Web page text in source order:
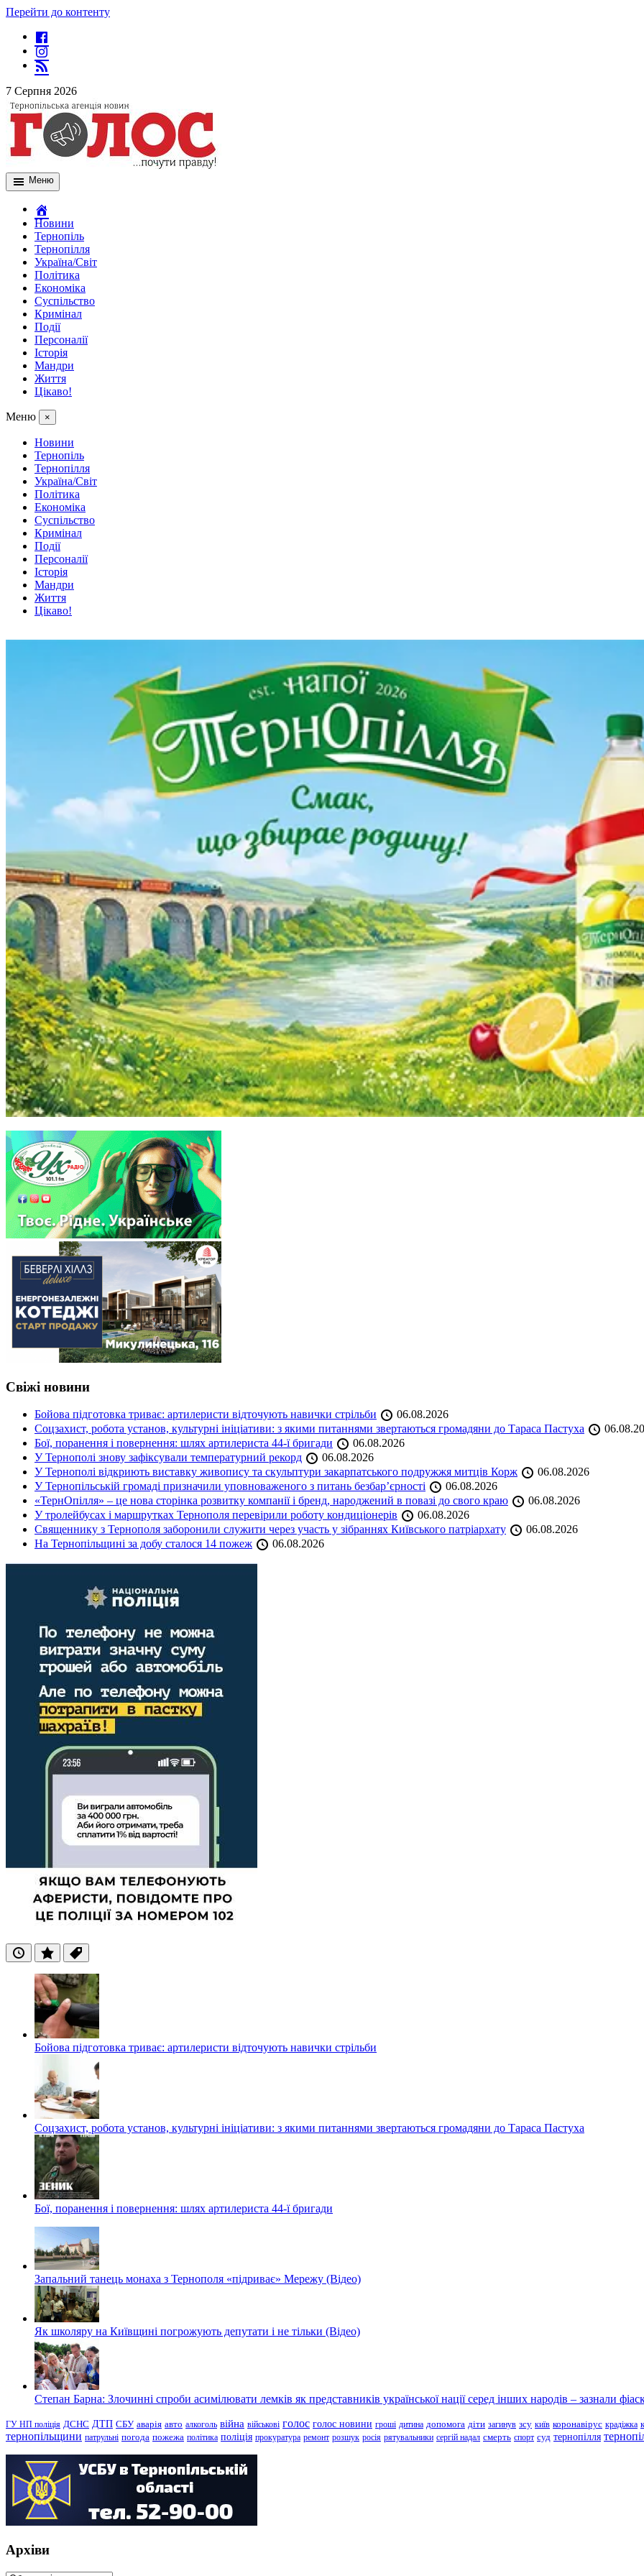
Перейти до контенту
7 Серпня 2026
Меню
Новини
Тернопіль
Тернопілля
Україна/Світ
Політика
Економіка
Суспільство
Кримінал
Події
Персоналії
Історія
Мандри
Життя
Цікаво!
Меню ×
Новини
Тернопіль
Тернопілля
Україна/Світ
Політика
Економіка
Суспільство
Кримінал
Події
Персоналії
Історія
Мандри
Життя
Цікаво!
Свіжі новини
Бойова підготовка триває: артилеристи відточують навички стрільби
06.08.2026
Соцзахист, робота установ, культурні ініціативи: з якими питаннями звертаються громадяни до Тараса Пастуха
Бої, поранення і повернення: шлях артилериста 44-ї бригади
06.08.2026
У Тернополі знову зафіксували температурний рекорд
06.08.2026
У Тернополі відкриють виставку живопису та скульптури закарпатського подружжя митців Корж
06.08.2026
У Тернопільській громаді призначили уповноваженого з питань безбар’єрності
06.08.2026
«ТернОпілля» – це нова сторінка розвитку компанії і бренд, народжений в повазі до свого краю
06.08.2026
У тролейбусах і маршрутках Тернополя перевірили роботу кондиціонерів
06.08.2026
Священнику з Тернополя заборонили служити через участь у зібраннях Київського патріархату
06.08.2026
На Тернопільщині за добу сталося 14 пожеж
06.08.2026
ОстанніПопулярні
Теги
Бойова підготовка триває: артилеристи відточують навички стрільби
Соцзахист, робота установ, культурні ініціативи: з якими питаннями звертаються громадяни до Тараса Пастуха
Бої, поранення і повернення: шлях артилериста 44-ї бригади
Запальний танець монаха з Тернополя «підриває» Мережу (Відео)
Як школяру на Київщині погрожують депутати і не тільки (Відео)
Степан Барна: Злочинні спроби асимілювати лемків як представників української нації серед інших народів – зазнали
ГУ НП поліція ДСНС ДТП СБУ аварія авто алкоголь війна військові голос голос новини гроші дитина допомога діти загинув зсу київ коронавірус крадіжка
тернопільщини патрульні погода пожежа політика поліція прокуратура ремонт розшук росія рятувальники сергій надал смерть спорт суд тернопілля
Архіви